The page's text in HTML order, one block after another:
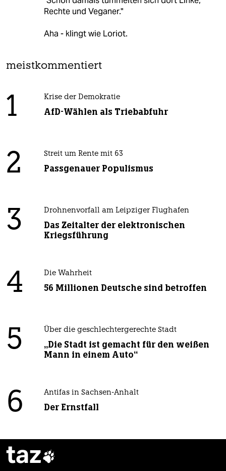
Rechte und Veganer."
Aha - klingt wie Loriot.
meistkommentiert
1 Krise der Demokratie
AfD-Wählen als Triebabfuhr
2 Streit um Rente mit 63
Passgenauer Populismus
3 Drohnenvorfall am Leipziger Flughafen
Das Zeitalter der elektronischen
Kriegsführung
4 Die Wahrheit
56 Millionen Deutsche sind betroffen
5 Über die geschlechtergerechte Stadt
„Die Stadt ist gemacht für den weißen
Mann in einem Auto“
6 Antifas in Sachsen-Anhalt
Der Ernstfall
taz